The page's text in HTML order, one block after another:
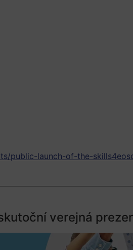
public-launch-of-the-
verejná